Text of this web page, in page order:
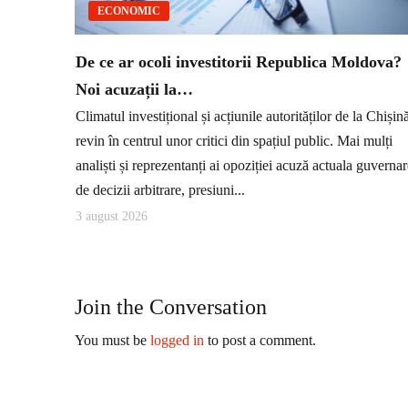
ECONOMIC
De ce ar ocoli investitorii Republica Moldova?
Noi acuzații la…
Climatul investițional și acțiunile autorităților de la
revin în centrul unor critici din spațiul public. Mai mulți
analiști și reprezentanți ai opoziției acuză actuala
de decizii arbitrare, presiuni...
3 august 2026
Join the Conversation
You must be logged in to post a comment.